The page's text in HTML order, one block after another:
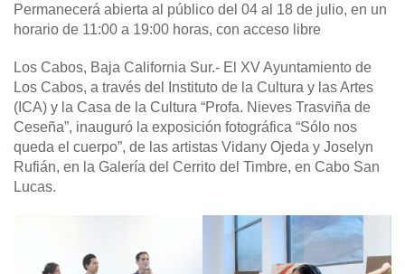
Permanecerá abierta al público del 04 al 18 de julio, en un
horario de 11:00 a 19:00 horas, con acceso libre
Los Cabos, Baja California Sur.- El XV Ayuntamiento de
Los Cabos, a través del Instituto de la Cultura y las Artes
(ICA) y la Casa de la Cultura “Profa. Nieves Trasviña de
Ceseña”, inauguró la exposición fotográfica “Sólo nos
queda el cuerpo”, de las artistas Vidany Ojeda y Joselyn
Rufián, en la Galería del Cerrito del Timbre, en Cabo San
Lucas.